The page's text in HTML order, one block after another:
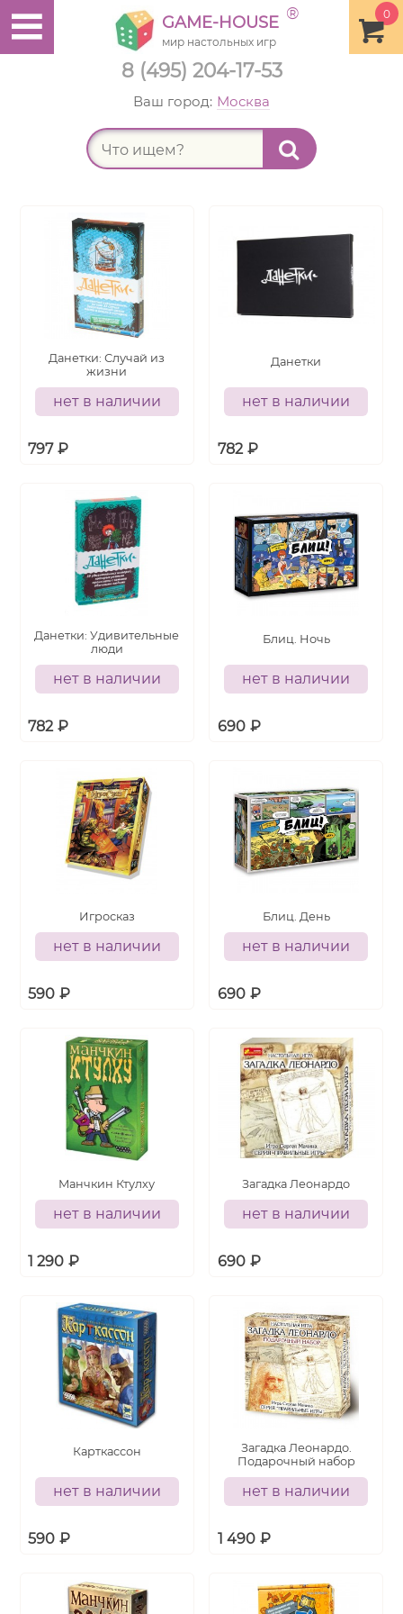
8 (495) 204-17-53
0
GAME-HOUSE ®
мир настольных игр
Ваш город: Москва
Данетки: Случай из
жизни
нет в наличии
797 ₽
Данетки
нет в наличии
782 ₽
Данетки: Удивительные
люди
нет в наличии
782 ₽
Блиц. Ночь
нет в наличии
690 ₽
Игросказ
нет в наличии
590 ₽
Блиц. День
нет в наличии
690 ₽
Манчкин Ктулху
нет в наличии
1 290 ₽
Загадка Леонардо
нет в наличии
690 ₽
Карткассон
нет в наличии
590 ₽
Загадка Леонардо.
Подарочный набор
нет в наличии
1 490 ₽